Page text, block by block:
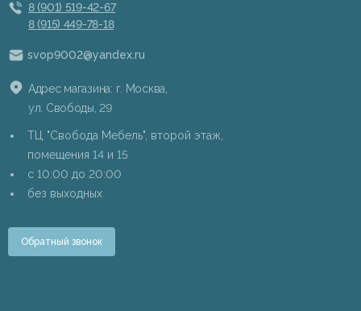
8 (901) 519-42-67
8 (915) 449-78-18
svop9002@yandex.ru
Адрес магазина: г. Москва,
ул. Свободы, 29
ТЦ "Свобода Мебель", второй этаж,
помещения 14 и 15
c 10:00 до 20:00
без выходных
Обратный звонок